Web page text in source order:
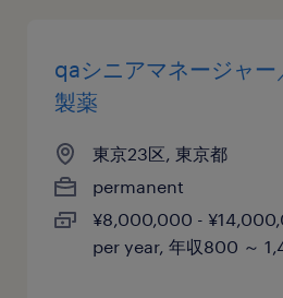
qaシニアマネージャー
製薬
東京23区, 東京都
permanent
¥8,000,000 -
per year, 年収800 ～